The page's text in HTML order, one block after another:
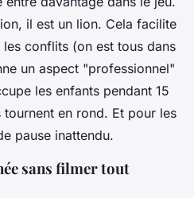
il est un lion. Cela facilite
conflits (on est tous dans
un aspect "professionnel"
les enfants pendant 15
tournent en rond. Et pour les
pause inattendu.
sans filmer tout